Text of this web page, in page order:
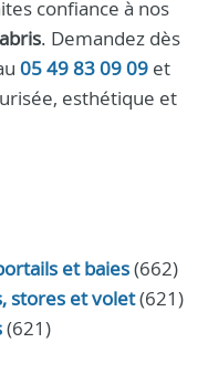
confiance à nos
. Demandez dès
05 49 83 09 09 et
esthétique et
et baies(662)
stores et volet(621)
(621)